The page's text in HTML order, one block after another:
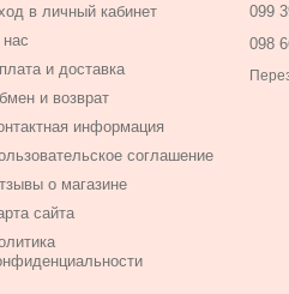
в личный кабинет
и доставка
и возврат
информация
соглашение
о магазине
сайта
099
098